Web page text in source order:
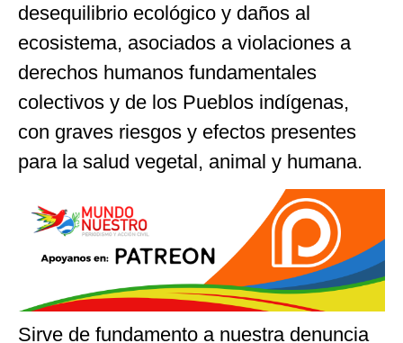
desequilibrio ecológico y daños al
ecosistema, asociados a violaciones a
derechos humanos fundamentales
colectivos y de los Pueblos indígenas,
con graves riesgos y efectos presentes
para la salud vegetal, animal y humana.
Sirve de fundamento a nuestra denuncia